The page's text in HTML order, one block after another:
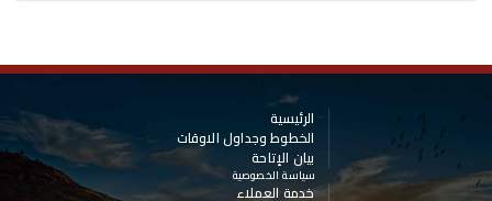
الرئيسية
الخطوط وجداول الاوقات
بيان الإتاحة
سياسة الخصوصية
خدمة العملاء